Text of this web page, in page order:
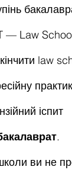
— Law
law
іспит
.
ви не